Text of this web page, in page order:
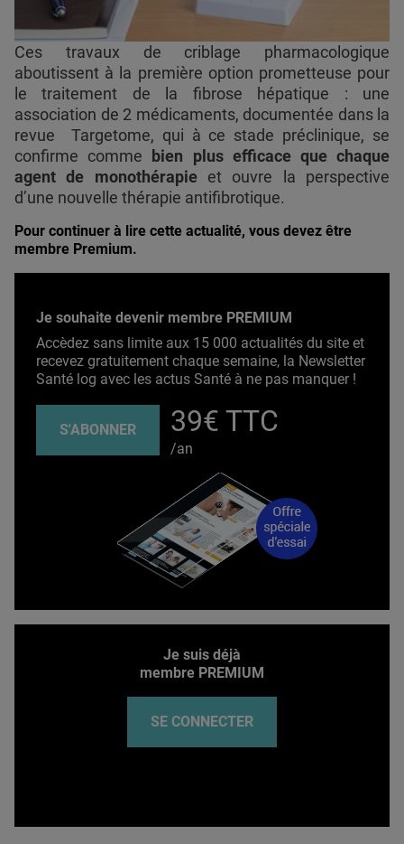
Ces travaux de criblage pharmacologique
aboutissent à la première option prometteuse pour
le traitement de la fibrose hépatique : une
association de 2 médicaments, documentée dans la
revue Targetome, qui à ce stade préclinique, se
confirme comme
bien plus efficace que chaque
agent de monothérapieet ouvre la perspective
d’une nouvelle thérapie antifibrotique.
Pour continuer à lire cette actualité, vous devez être
membre Premium.
Je souhaite devenir membre PREMIUM
Accèdez sans limite aux 15 000 actualités du site et
recevez gratuitement chaque semaine, la Newsletter
Santé log avec les actus Santé à ne pas manquer !
S'ABONNER 39€ TTC
/an
Je suis déjà
membre PREMIUM
SE CONNECTER